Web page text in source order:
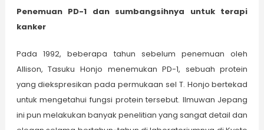
Penemuan PD-1 dan sumbangsihnya untuk terapi
kanker
Pada 1992, beberapa tahun sebelum penemuan oleh
Allison, Tasuku Honjo menemukan PD-1, sebuah protein
yang diekspresikan pada permukaan sel T. Honjo bertekad
untuk mengetahui fungsi protein tersebut. Ilmuwan Jepang
ini pun melakukan banyak penelitian yang sangat detail dan